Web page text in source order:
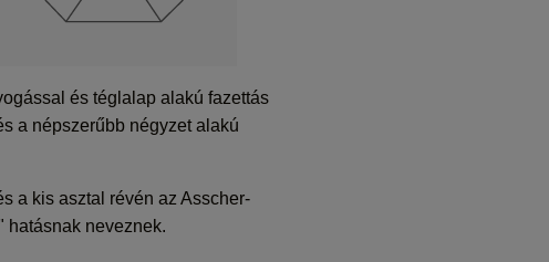
és téglalap alakú fazettás
a népszerűbb négyzet alakú
a kis asztal révén az Asscher-
hatásnak neveznek.